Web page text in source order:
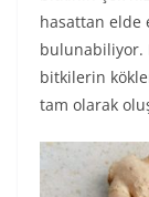
hasattan elde
bulunabiliyor.
bitkilerin
tam olarak